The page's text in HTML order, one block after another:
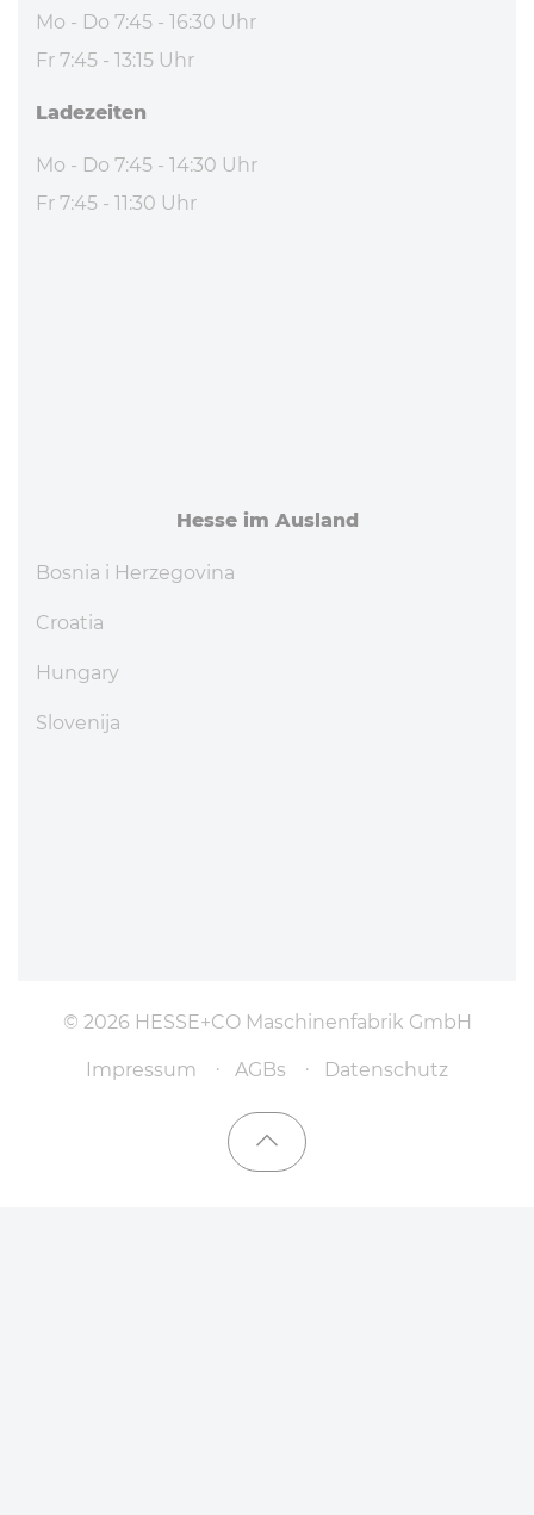
Mo - Do 7:45 - 16:30 Uhr
Fr 7:45 - 13:15 Uhr
La­de­zei­ten
Mo - Do 7:45 - 14:30 Uhr
Fr 7:45 - 11:30 Uhr
Hesse im Ausland
Bosnia i Herzegovina
Croatia
Hungary
Slovenija
© 2026 HESSE+CO Maschinenfabrik GmbH
Impressum AGBs Datenschutz
Nach oben scrollen